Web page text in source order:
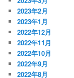
2023年2月
2023年1月
2022年12月
2022年11月
2022年10月
2022年9月
2022年8月